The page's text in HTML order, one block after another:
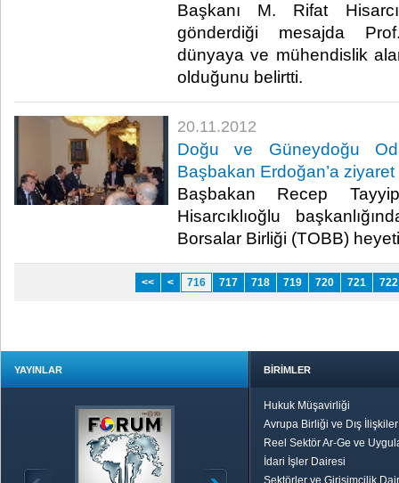
Başkanı M. Rifat
gönderdiği mesajda
dünyaya ve mühendislik
olduğunu belirtti.​ ​
20.11.2012
Doğu ve Güneydoğu
Başbakan Erdoğan’a ziyaret
Başbakan Recep
Hisarcıklıoğlu
Borsalar Birliği (TOBB)
<< < 716 717 718 719 720 721 722
YAYINLAR BİRİMLER
Hukuk Müşavirliği
Avrupa Birliği ve Dış
Reel Sektör Ar-Ge ve
İdari İşler Dairesi
Sektörler ve Girişimcilik